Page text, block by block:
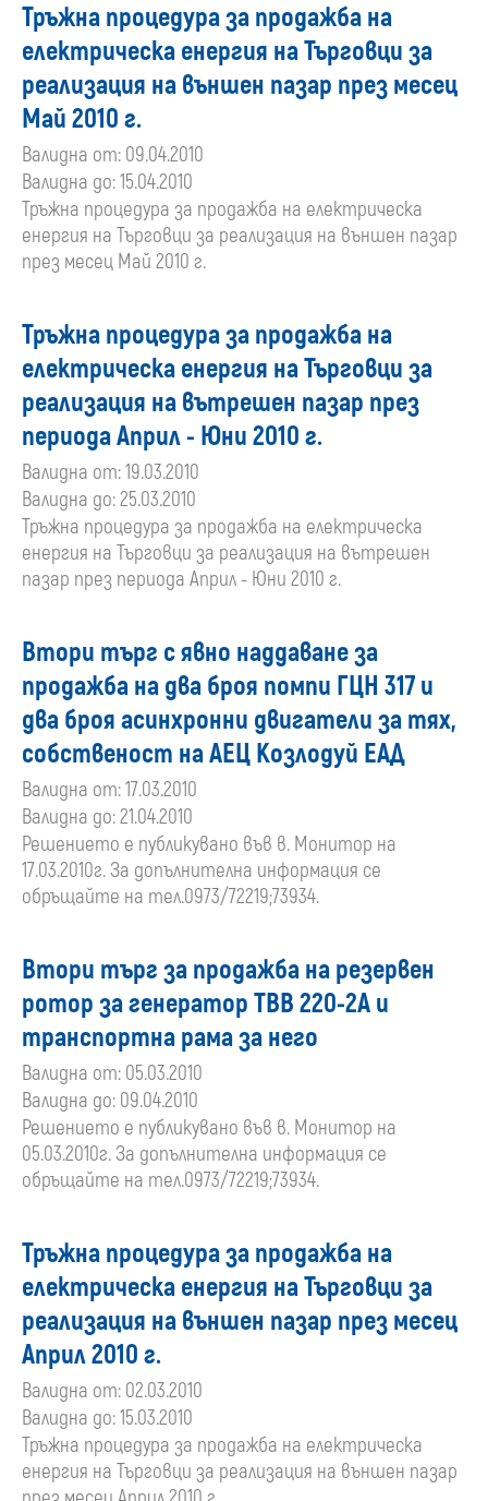
Тръжна процедура за продажба на
електрическа енергия на Търговци за
реализация на външен пазар през месец
Май 2010 г.
Валидна от: 09.04.2010
Валидна до: 15.04.2010
Тръжна процедура за продажба на електрическа
енергия на Търговци за реализация на външен пазар
през месец Май 2010 г.
Тръжна процедура за продажба на
електрическа енергия на Търговци за
реализация на вътрешен пазар през
периода Април - Юни 2010 г.
Валидна от: 19.03.2010
Валидна до: 25.03.2010
Тръжна процедура за продажба на електрическа
енергия на Търговци за реализация на вътрешен
пазар през периода Април - Юни 2010 г.
Втори търг с явно наддаване за
продажба на два броя помпи ГЦН 317 и
два броя асинхронни двигатели за тях,
собственост на АЕЦ Козлодуй ЕАД
Валидна от: 17.03.2010
Валидна до: 21.04.2010
Решението е публикувано във в. Монитор на
17.03.2010г. За допълнителна информация се
обръщайте на тел.0973/72219;73934.
Втори търг за продажба на резервен
ротор за генератор ТВВ 220-2А и
транспортна рама за него
Валидна от: 05.03.2010
Валидна до: 09.04.2010
Решението е публикувано във в. Монитор на
05.03.2010г. За допълнителна информация се
обръщайте на тел.0973/72219;73934.
Тръжна процедура за продажба на
електрическа енергия на Търговци за
реализация на външен пазар през месец
Април 2010 г.
Валидна от: 02.03.2010
Валидна до: 15.03.2010
Тръжна процедура за продажба на електрическа
енергия на Търговци за реализация на външен пазар